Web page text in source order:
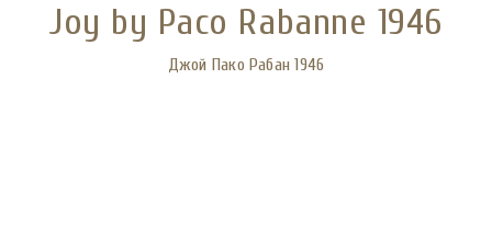
Joy by Paco Rabanne 1946
Джой Пако Рабан 1946